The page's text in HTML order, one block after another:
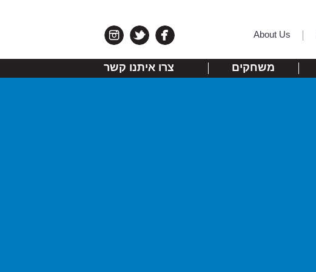
About Us
משחקים צרו איתנו קשר